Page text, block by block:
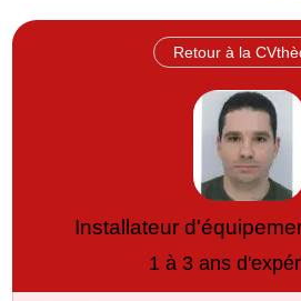
Retour à la
Installateur
1 à 3 ans